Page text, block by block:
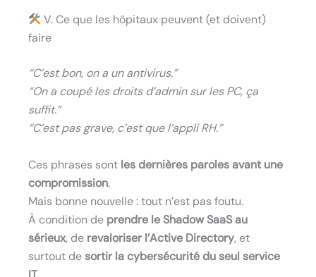
V. Ce que les hôpitaux peuvent (et doivent)
faire
“C’est bon, on a un antivirus.”
“On a coupé les droits d’admin sur les PC, ça
suffit.”
“C’est pas grave, c’est que l’appli RH.”
Ces phrases sont les dernières paroles avant une
compromission.
Mais bonne nouvelle : tout n’est pas foutu.
À condition de prendre le Shadow SaaS au
sérieux, de revaloriser l’Active Directory, et
surtout desortir la cybersécurité du seul service